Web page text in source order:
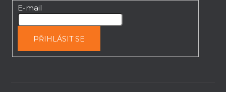
E-mail
PŘIHLÁSIT SE